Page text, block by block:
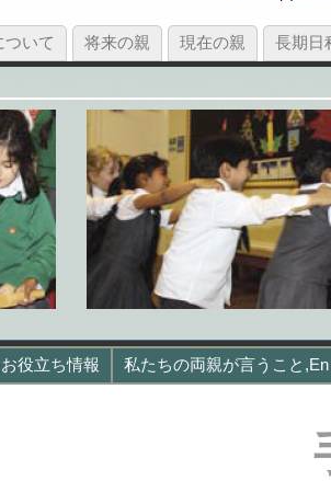
ついて 将来の親 現在の親 長期日
お役立ち情報 私たちの両親が言うこと,en